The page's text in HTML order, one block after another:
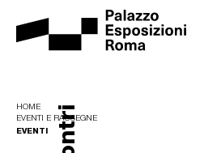
HOME
EVENTI E RASSEGNE
EVENTI